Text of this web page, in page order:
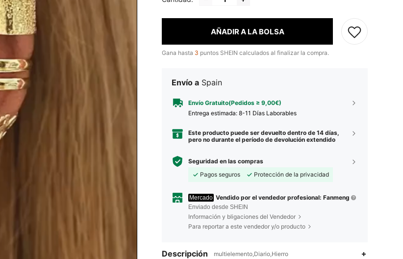
AÑADIR A LA BOLSA
Gana hasta 3 puntos SHEIN calculados al finalizar la compra.
Envío a Spain
Envío Gratuito(Pedidos ≥ 9,00€)
Entrega estimada: 8-11 Días Laborables
Este producto puede ser devuelto dentro de 14 días,
pero no durante el período de devolución extendido
Seguridad en las compras
Pagos seguros
Protección de la privacidad
Mercado Vendido por el vendedor profesional: Fanmeng
Enviado desde SHEIN
Información y bligaciones del Vendedor
Para reportar a este vendedor y/o producto
Descripción multielemento,Diario,Hierro